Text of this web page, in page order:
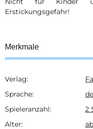
Erstickungsgefahr!
Merkmale
Produkteigenschaft
Wert
Verlag:
Sprache:
Spieleranzahl:
2
Alter: